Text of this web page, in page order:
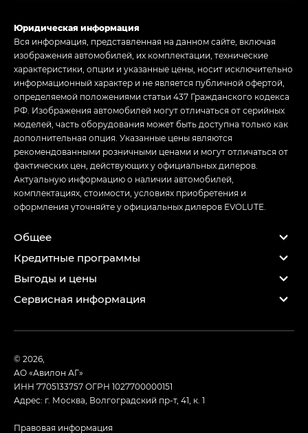
Юридическая информация
Вся информация, представленная на данном сайте, включая
изображения автомобилей, их комплектации, технические
характеристики, опции и указанные цены, носит исключительно
информационный характер и не является публичной офертой,
определяемой положениями статьи 437 Гражданского кодекса
РФ. Изображения автомобилей могут отличаться от серийных
моделей, часть оборудования может быть доступна только как
дополнительная опция. Указанные цены являются
рекомендованными розничными ценами и могут отличаться от
фактических цен, действующих у официальных дилеров.
Актуальную информацию о наличии автомобилей,
комплектациях, стоимости, условиях приобретения и
оформления уточняйте у официальных дилеров EVOLUTE.
Общее
Кредитные программы
Выгоды и цены
Сервисная информация
© 2026,
АО «Авилон АГ»
ИНН 7705133757ОГРН 1027700000151
Адрес: г. Москва, Волгоградский пр-т, 41, к. 1
Правовая информация